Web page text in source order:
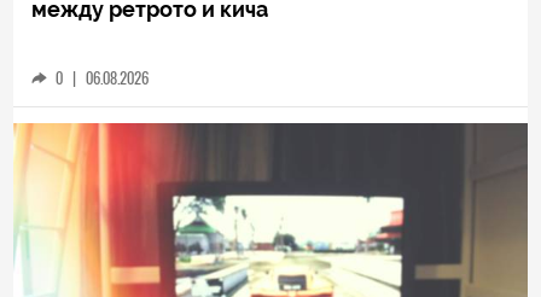
между ретрото и кича
0 | 06.08.2026